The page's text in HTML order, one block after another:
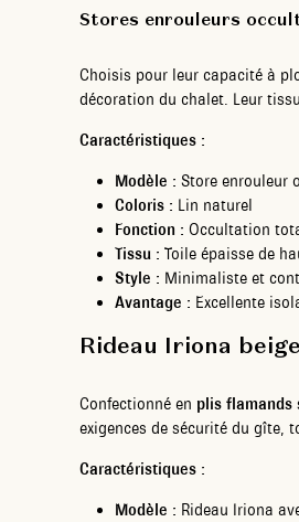
Stores enrouleurs
Choisis pour leur capacité à
décoration du chalet. Leur
Caractéristiques :
Modèle : Store enrouleur
Coloris : Lin naturel
Fonction : Occultation
Tissu : Toile épaisse de
Style : Minimaliste et
Avantage : Excellente
Rideau Iriona
Confectionné en plis flamands
exigences de sécurité du gîte,
Caractéristiques :
Modèle : Rideau Iriona